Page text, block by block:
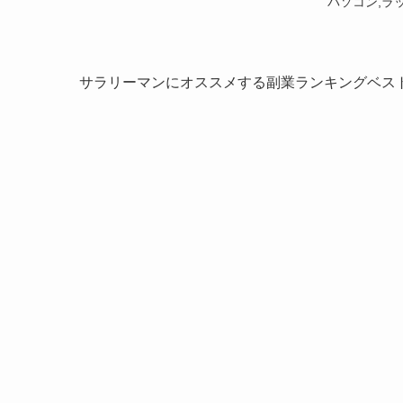
サラリーマンにオススメする副業ランキングベス